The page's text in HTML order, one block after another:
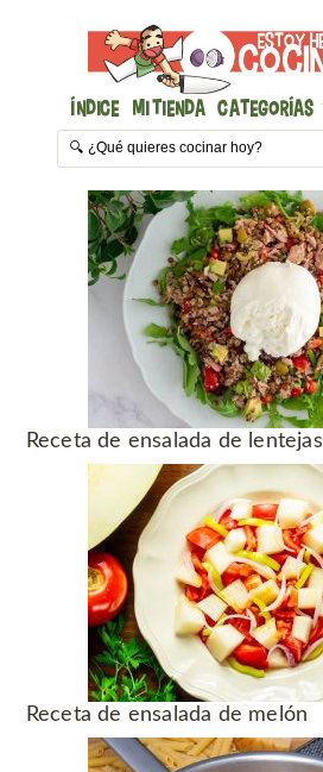
Índice Mi Tienda Categorías
Receta de ensalada de
Receta de ensalada de melón